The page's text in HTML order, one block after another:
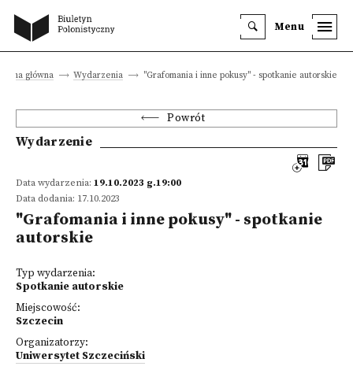
Menu
główna Wydarzenia "Grafomania i inne pokusy" - spotkanie autorskie
Powrót
Wydarzenie
Data wydarzenia: 19.10.2023 g.19:00
Data dodania: 17.10.2023
"Grafomania i inne pokusy" - spotkanie
autorskie
Typ wydarzenia:
Spotkanie autorskie
Miejscowość:
Szczecin
Organizatorzy:
Uniwersytet Szczeciński